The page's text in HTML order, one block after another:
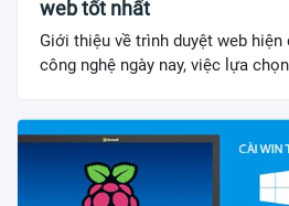
web tốt nhất
Giới thiệu về trình duyệt web
công nghệ ngày nay, việc lựa